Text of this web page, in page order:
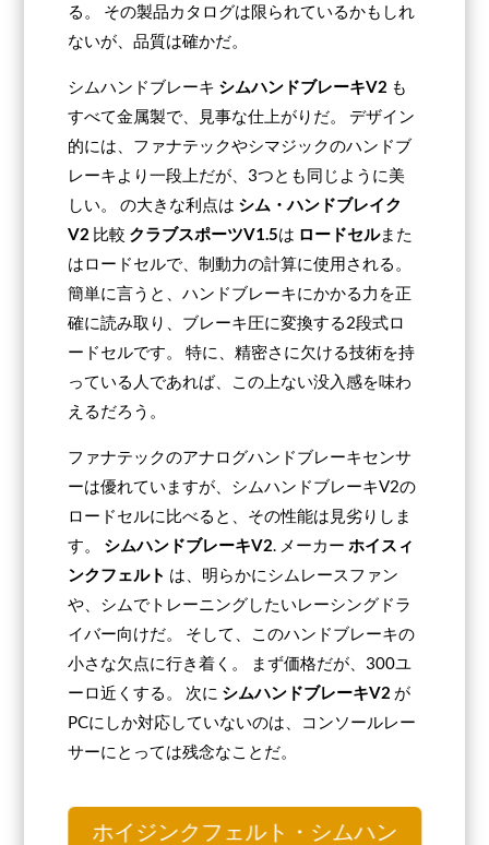
る。 その製品カタログは限られているかもしれ
ないが、品質は確かだ。
シムハンドブレーキ シムハンドブレーキV2 も
すべて金属製で、見事な仕上がりだ。 デザイン
的には、ファナテックやシマジックのハンドブ
レーキより一段上だが、3つとも同じように美
しい。 の大きな利点は シム・ハンドブレイク
V2 比較 クラブスポーツV1.5は ロードセルまた
はロードセルで、制動力の計算に使用される。
簡単に言うと、ハンドブレーキにかかる力を正
確に読み取り、ブレーキ圧に変換する2段式ロ
ードセルです。 特に、精密さに欠ける技術を持
っている人であれば、この上ない没入感を味わ
えるだろう。
ファナテックのアナログハンドブレーキセンサ
ーは優れていますが、シムハンドブレーキV2の
ロードセルに比べると、その性能は見劣りしま
す。 シムハンドブレーキV2. メーカーホイスィ
ンクフェルト は、明らかにシムレースファン
や、シムでトレーニングしたいレーシングドラ
イバー向けだ。 そして、このハンドブレーキの
小さな欠点に行き着く。 まず価格だが、300ユ
ーロ近くする。 次に シムハンドブレーキV2 が
PCにしか対応していないのは、コンソールレー
サーにとっては残念なことだ。
ホイジンクフェルト・シムハン